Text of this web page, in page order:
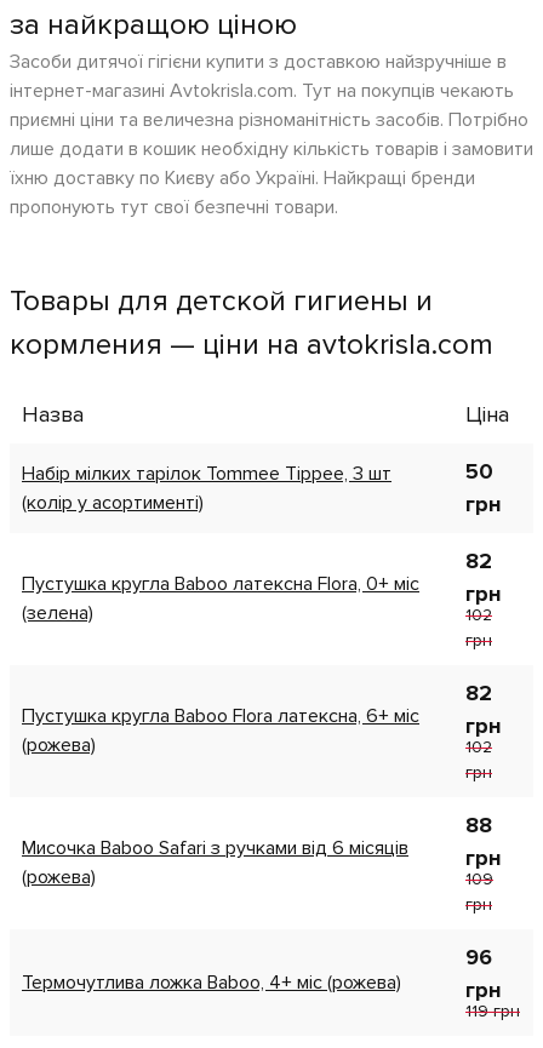
за найкращою ціною
Засоби дитячої гігієни купити з доставкою найзручніше в
інтернет-магазині Avtokrisla.com. Тут на покупців чекають
приємні ціни та величезна різноманітність засобів. Потрібно
лише додати в кошик необхідну кількість товарів і замовити
їхню доставку по Києву або Україні. Найкращі бренди
пропонують тут свої безпечні товари.
Товары для детской гигиены и
кормления — ціни на avtokrisla.com
Назва Ціна
Набір мілких тарілок Tommee Tippee, 3 шт
(колір у асортименті)
50
грн
Пустушка кругла Baboo латексна Flora, 0+ міс
(зелена)
82
грн
102
грн
Пустушка кругла Baboo Flora латексна, 6+ міс
(рожева)
82
грн
102
грн
Мисочка Baboo Safari з ручками від 6 місяців
(рожева)
88
грн
109
грн
Термочутлива ложка Baboo, 4+ міс (рожева)
96
грн
119 грн